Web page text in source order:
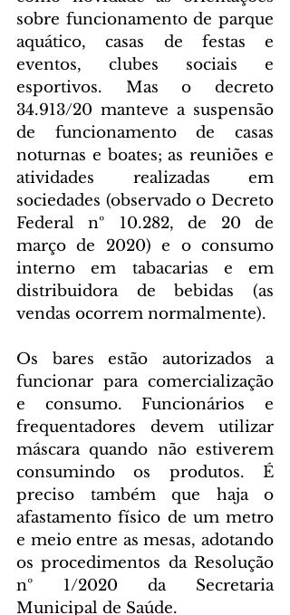
sobre funcionamento de parque
aquático, casas de festas e
eventos, clubes sociais e
esportivos. Mas o decreto
34.913/20 manteve a suspensão
de funcionamento de casas
noturnas e boates; as reuniões e
atividades realizadas em
sociedades (observado o Decreto
Federal nº 10.282, de 20 de
março de 2020) e o consumo
interno em tabacarias e em
distribuidora de bebidas (as
vendas ocorrem normalmente).
Os bares estão autorizados a
funcionar para comercialização
e consumo. Funcionários e
frequentadores devem utilizar
máscara quando não estiverem
consumindo os produtos. É
preciso também que haja o
afastamento físico de um metro
e meio entre as mesas, adotando
os procedimentos da Resolução
nº 1/2020 da Secretaria
Municipal de Saúde.